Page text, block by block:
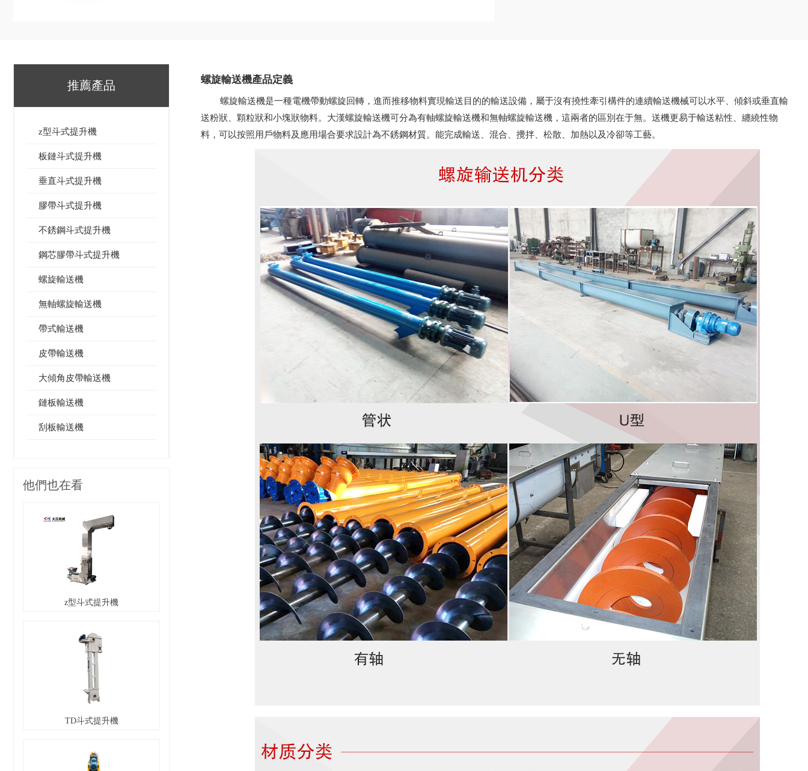
螺旋輸送機產品定義
螺旋輸送機是一種電機帶動螺旋回轉，進而推移物料實現輸送目的的輸送設備，屬于沒有撓性牽引構件的連續輸送機械可以水平、傾斜或垂直輸
送粉狀、顆粒狀和小塊狀物料。大漢螺旋輸送機可分為有軸螺旋輸送機和無軸螺旋輸送機，這兩者的區別在于無。送機更易于輸送粘性、纏繞性物
料，可以按照用戶物料及應用場合要求設計為不銹鋼材質。能完成輸送、混合、攪拌、松散、加熱以及冷卻等工藝。
推薦產品
z型斗式提升機
板鏈斗式提升機
垂直斗式提升機
膠帶斗式提升機
不銹鋼斗式提升機
鋼芯膠帶斗式提升機
螺旋輸送機
無軸螺旋輸送機
帶式輸送機
皮帶輸送機
大傾角皮帶輸送機
鏈板輸送機
刮板輸送機
他們也在看
z型斗式提升機
TD斗式提升機